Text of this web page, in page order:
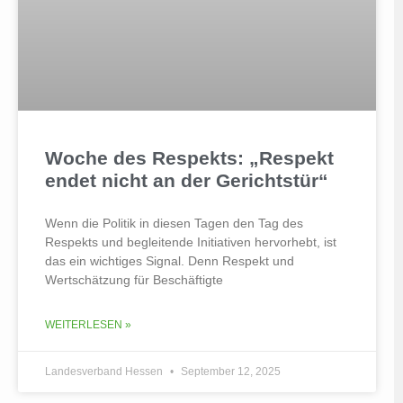
Woche des Respekts: „Respekt
endet nicht an der Gerichtstür“
Wenn die Politik in diesen Tagen den Tag des
Respekts und begleitende Initiativen hervorhebt, ist
das ein wichtiges Signal. Denn Respekt und
Wertschätzung für Beschäftigte
WEITERLESEN »
Landesverband Hessen September 12, 2025